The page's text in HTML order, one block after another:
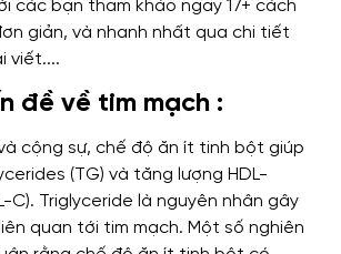
đề về tim mạch :
cộng sự, chế độ ăn ít tinh bột giúp
(TG) và tăng lượng HDL-
C). Triglyceride là nguyên nhân gây
quan tới tim mạch. Một số nghiên